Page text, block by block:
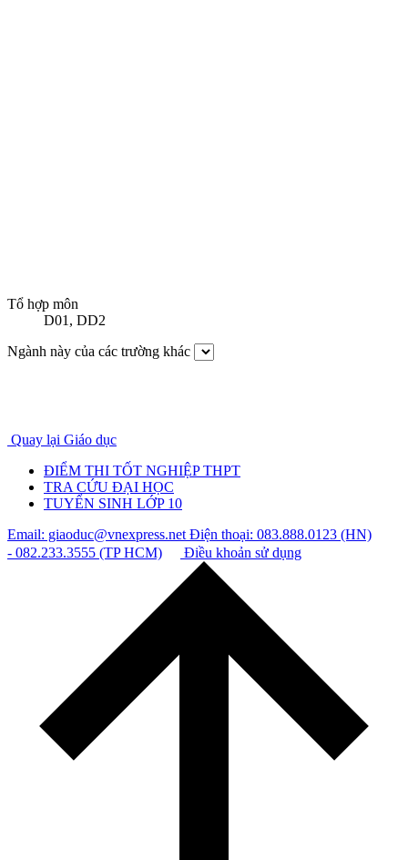
Tổ hợp môn
D01, DD2
Ngành này của các trường khác
Quay lại Giáo dục
ĐIỂM THI TỐT NGHIỆP THPT
TRA CỨU ĐẠI HỌC
TUYỂN SINH LỚP 10
Email: giaoduc@vnexpress.netĐiện thoại: 083.888.0123 (HN)
- 082.233.3555 (TP HCM)
Điều khoản sử dụng